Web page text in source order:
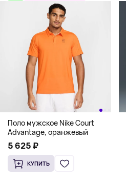
Поло мужское Nike Court
Advantage, оранжевый
5 625 ₽
КУПИТЬ